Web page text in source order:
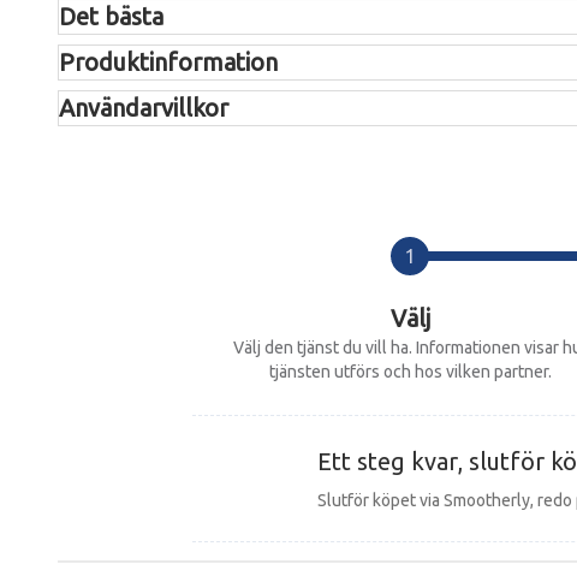
Det bästa
In- & utvändig handtvätt
Flygrostborttagning
Maskinvaxning för extra glans
Däckglans ingår
Produktinformation
Användarvillkor
Välj
Välj den tjänst du vill ha. Informationen visar
tjänsten utförs och hos vilken partner.
Ett steg kvar, slutför
Slutför köpet via Smootherly, redo